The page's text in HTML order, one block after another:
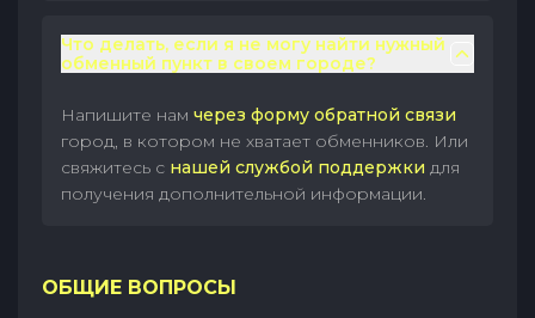
Что делать, если я не могу найти нужный
обменный пункт в своем городе?
Напишите нам через форму обратной связи
город, в котором не хватает обменников. Или
свяжитесь с нашей службой поддержки для
получения дополнительной информации.
ОБЩИЕ ВОПРОСЫ